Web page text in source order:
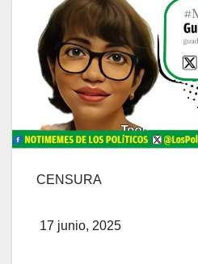
CENSURA
17 junio, 2025